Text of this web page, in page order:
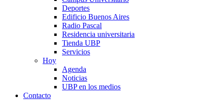
Deportes
Edificio Buenos Aires
Radio Pascal
Residencia universitaria
Tienda UBP
Servicios
Hoy
Agenda
Noticias
UBP en los medios
Contacto